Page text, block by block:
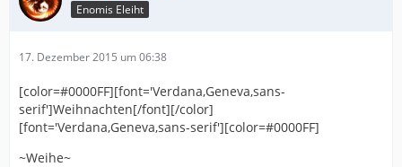
Enomis Eleiht
17. Dezember 2015 um 06:38
[color=#0000FF][font='Verdana,Geneva,sans-
serif']Weihnachten[/font][/color]
[font='Verdana,Geneva,sans-serif'][color=#0000FF]
~Weihe~